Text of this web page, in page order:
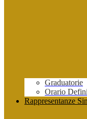
Graduatorie
Orario
Rappresentanze